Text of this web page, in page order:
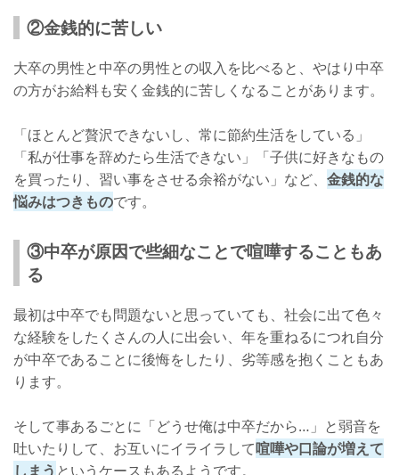
②金銭的に苦しい
大卒の男性と中卒の男性との収入を比べると、やはり中卒
の方がお給料も安く金銭的に苦しくなることがあります。
「ほとんど贅沢できないし、常に節約生活をしている」
「私が仕事を辞めたら生活できない」「子供に好きなもの
を買ったり、習い事をさせる余裕がない」など、 金銭的な
悩みはつきものです。
③中卒が原因で些細なことで喧嘩することもあ
る
最初は中卒でも問題ないと思っていても、社会に出て色々
な経験をしたくさんの人に出会い、年を重ねるにつれ自分
が中卒であることに後悔をしたり、劣等感を抱くこともあ
ります。
そして事あるごとに「どうせ俺は中卒だから…」と弱音を
吐いたりして、お互いにイライラして喧嘩や口論が増えて
しまう というケースもあるようです。